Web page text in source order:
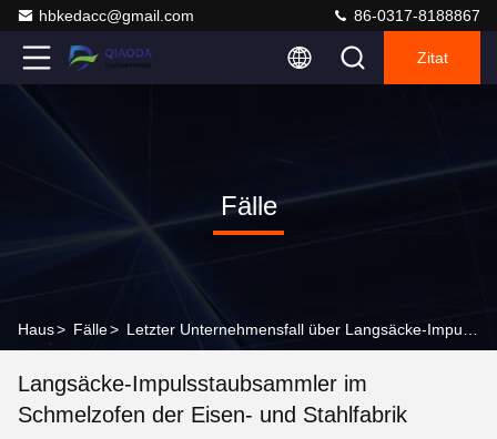
hbkedacc@gmail.com 86-0317-8188867
Zitat
Fälle
Haus> Fälle>
Langsäcke-Impulsstaubsammler im
Schmelzofen der Eisen- und Stahlfabrik